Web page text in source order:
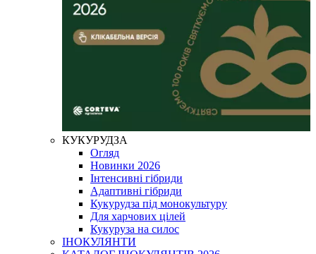
КУКУРУДЗА
Огляд
Новинки 2026
Інтенсивні гібриди
Адаптивні гібриди
Кукурудза під монокультуру
Для харчових цілей
Кукуруза на силос
ІНОКУЛЯНТИ